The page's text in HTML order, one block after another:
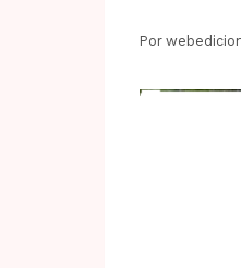
Por